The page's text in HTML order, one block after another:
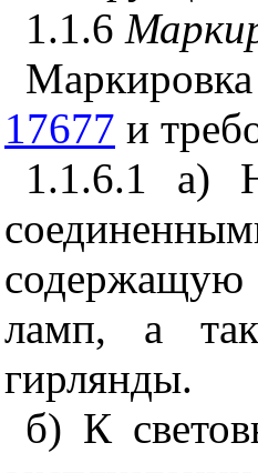
1.1.6
Маркировка
17677 и
1.1.6.1 а)
ламп, а
гирлянды.
б) К